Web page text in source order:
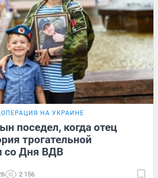
НА УКРАИНЕ
поседел, когда отец
трогательной
со Дня ВДВ
2 156